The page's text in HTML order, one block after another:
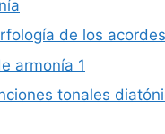
de los
armonía 1
tonales